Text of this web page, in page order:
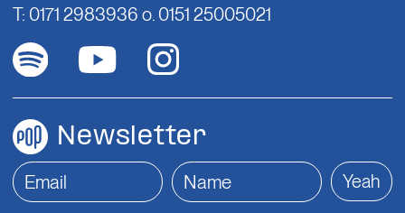
T: 0171 2983936 o. 0151 25005021
Newsletter
Yeah